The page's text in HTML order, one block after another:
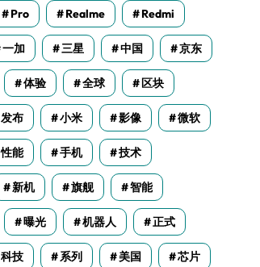
Pro Realme Redmi
一加 三星 中国 京东
体验 全球 区块
发布 小米 影像 微软
性能 手机 技术
新机 旗舰 智能
曝光 机器人 正式
科技 系列 美国 芯片